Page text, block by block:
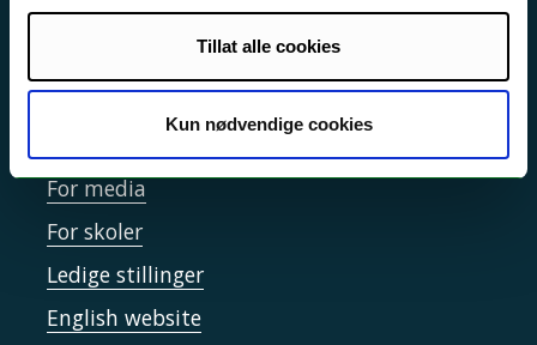
Tillat alle cookies
Kun nødvendige cookies
Tilgjengelighetserklæring
For media
For skoler
Ledige stillinger
English website